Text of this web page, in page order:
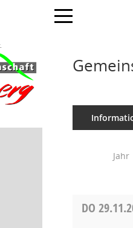
Toggle navigation
Jahr
DO